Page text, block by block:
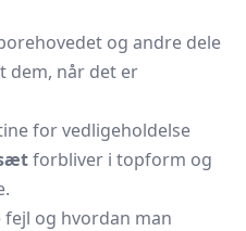
og andre dele
dem, når det er
for vedligeholdelse
forbliver i topform og
fejl og hvordan man